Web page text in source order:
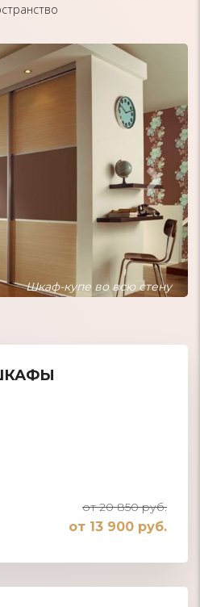
купе встроенный в нишу
от 20 850 руб.
от 13 900 руб.